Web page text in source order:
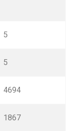
5
5
4694
1867